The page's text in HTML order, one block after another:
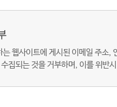
웹사이트에 게시된 이메일 주소,
집되는 것을 거부하며, 이를 위반